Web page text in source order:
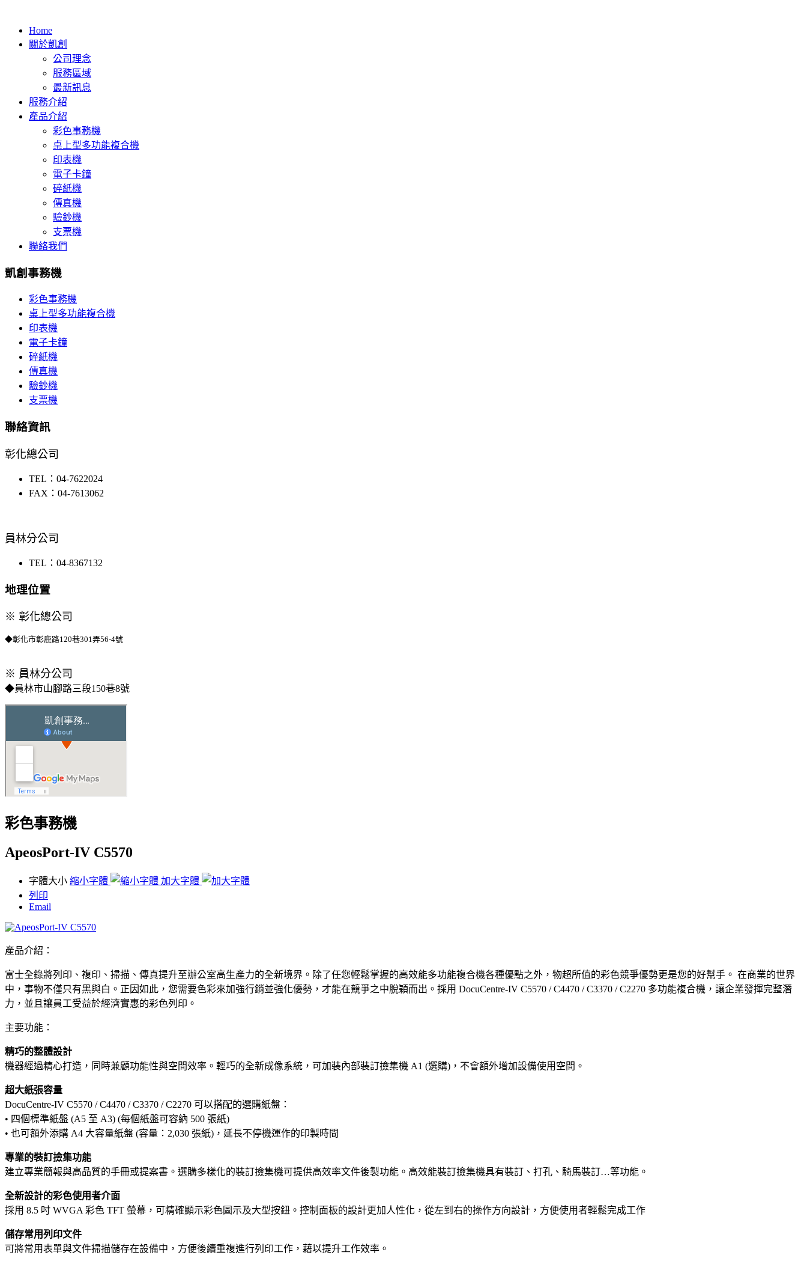
Home
關於凱創
公司理念
服務區域
最新訊息
服務介紹
產品介紹
彩色事務機
桌上型多功能複合機
印表機
電子卡鐘
碎紙機
傳真機
驗鈔機
支票機
聯絡我們
凱創事務機
彩色事務機
桌上型多功能複合機
印表機
電子卡鐘
碎紙機
傳真機
驗鈔機
支票機
聯絡資訊
彰化總公司
TEL：04-7622024
FAX：04-7613062
員林分公司
TEL：04-8367132
地理位置
※ 彰化總公司
◆彰化市彰鹿路120巷301弄56-4號
​※ 員林分公司
◆員林市山腳路三段150巷8號
彩色事務機
ApeosPort-IV C5570
字體大小 縮小字體
加大字體
列印
Email
產品介紹：
富士全錄將列印、複印、掃描、傳真提升至辦公室高生產力的全新境界。除了任您輕鬆掌握的高效能多功能複合機各種優點之外，物超所值的彩色競爭優勢更是您的好幫手。 在商業的世界
中，事物不僅只有黑與白。正因如此，您需要色彩來加強行銷並強化優勢，才能在競爭之中脫穎而出。採用 DocuCentre-IV C5570 / C4470 / C3370 / C2270 多功能複合機，讓企業發揮完整潛
力，並且讓員工受益於經濟實惠的彩色列印。
主要功能：
精巧的整體設計
機器經過精心打造，同時兼顧功能性與空間效率。輕巧的全新成像系統，可加裝內部裝訂撿集機 A1 (選購)，不會額外增加設備使用空間。
超大紙張容量
DocuCentre-IV C5570 / C4470 / C3370 / C2270 可以搭配的選購紙盤：
• 四個標準紙盤 (A5 至 A3) (每個紙盤可容納 500 張紙)
• 也可額外添購 A4 大容量紙盤 (容量：2,030 張紙)，延長不停機運作的印製時間
專業的裝訂撿集功能
建立專業簡報與高品質的手冊或提案書。選購多樣化的裝訂撿集機可提供高效率文件後製功能。高效能裝訂撿集機具有裝訂、打孔、騎馬裝訂…等功能。
全新設計的彩色使用者介面
採用 8.5 吋 WVGA 彩色 TFT 螢幕，可精確顯示彩色圖示及大型按鈕。控制面板的設計更加人性化，從左到右的操作方向設計，方便使用者輕鬆完成工作
儲存常用列印文件
可將常用表單與文件掃描儲存在設備中，方便後續重複進行列印工作，藉以提升工作效率。